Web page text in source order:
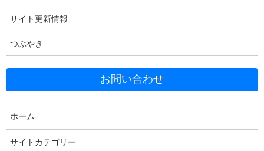
Facebook X Bluesky
Threads
サイト更新情報
つぶやき
お問い合わせ
ホーム
サイトカテゴリー